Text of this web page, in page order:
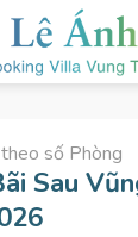
số Phòng
Sau